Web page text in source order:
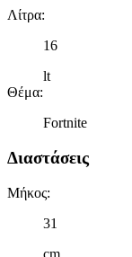
Λίτρα:
16
lt
Θέμα:
Fortnite
Διαστάσεις
Μήκος:
31
cm